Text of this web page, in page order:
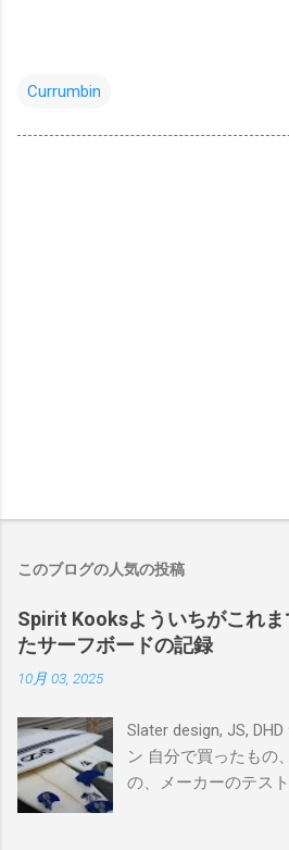
Currumbin
このブログの人気の投稿
Spirit Kooksよういちがこれま
たサーフボードの記録
10月 03, 2025
Slater design, JS,
ン 自分で買ったもの
の、メーカーのテス
を書き残しているペ